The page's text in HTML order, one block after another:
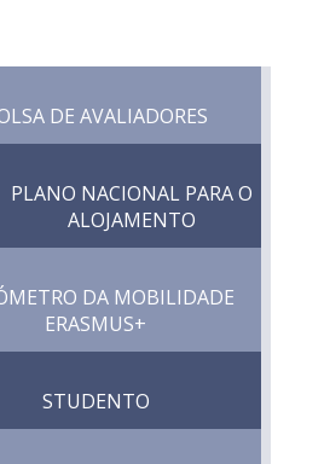
DE AVALIADORES
PLANO NACIONAL PARA O
ALOJAMENTO
DA MOBILIDADE
ERASMUS+
STUDENTO